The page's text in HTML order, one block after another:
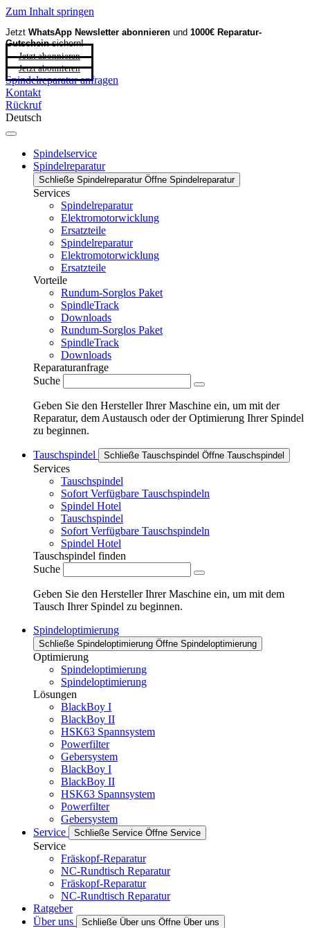
Zum Inhalt springen
Jetzt WhatsApp Newsletter abonnieren und 1000€ Reparatur-
Gutscheinsichern!
Jetzt abonnieren
Jetzt abonnieren
Spindelreparatur anfragen
Kontakt
Rückruf
Deutsch
Spindelservice
Spindelreparatur
Schließe Spindelreparatur Öffne Spindelreparatur
Services
Spindelreparatur
Elektromotorwicklung
Ersatzteile
Spindelreparatur
Elektromotorwicklung
Ersatzteile
Vorteile
Rundum-Sorglos Paket
SpindleTrack
Downloads
Rundum-Sorglos Paket
SpindleTrack
Downloads
Reparaturanfrage
Suche
Geben Sie den Hersteller Ihrer Maschine ein, um mit der
Reparatur, dem Austausch oder der Optimierung Ihrer Spindel
zu beginnen.
Tauschspindel Schließe Tauschspindel Öffne Tauschspindel
Services
Tauschspindel
Sofort Verfügbare Tauschspindeln
Spindel Hotel
Tauschspindel
Sofort Verfügbare Tauschspindeln
Spindel Hotel
Tauschspindel finden
Suche
Geben Sie den Hersteller Ihrer Maschine ein, um mit dem
Tausch Ihrer Spindel zu beginnen.
Spindeloptimierung
Schließe Spindeloptimierung Öffne Spindeloptimierung
Optimierung
Spindeloptimierung
Spindeloptimierung
Lösungen
BlackBoy I
BlackBoy II
HSK63 Spannsystem
Powerfilter
Gebersystem
BlackBoy I
BlackBoy II
HSK63 Spannsystem
Powerfilter
Gebersystem
Service
Schließe Service Öffne Service
Service
Fräskopf-Reparatur
NC-Rundtisch Reparatur
Fräskopf-Reparatur
NC-Rundtisch Reparatur
Ratgeber
Über uns
Schließe Über uns Öffne Über uns